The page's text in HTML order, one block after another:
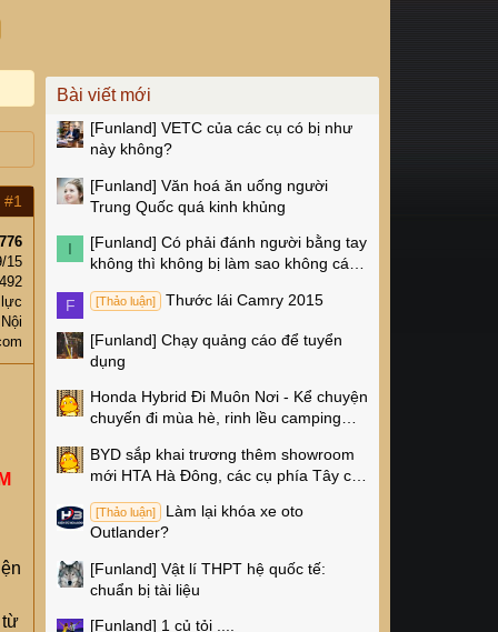
#1
15
492
từ
Bài viết mới
[Funland] VETC của các cụ có bị như
này không?
[Funland] Văn hoá ăn uống người
Trung Quốc quá kinh khủng
I [Funland] Có phải đánh người bằng tay
không thì không bị làm sao không các
F
[Thảo luận] Thước lái Camry 2015
[Funland] Chạy quảng cáo để tuyển
dụng
Honda Hybrid Đi Muôn Nơi - Kể chuyện
chuyến đi mùa hè, rinh lều camping
BYD sắp khai trương thêm showroom
mới HTA Hà Đông, các cụ phía Tây có
[Thảo luận]
Làm lại khóa xe oto
Outlander?
[Funland] Vật lí THPT hệ quốc tế:
chuẩn bị tài liệu
[Funland] 1 củ tỏi ....